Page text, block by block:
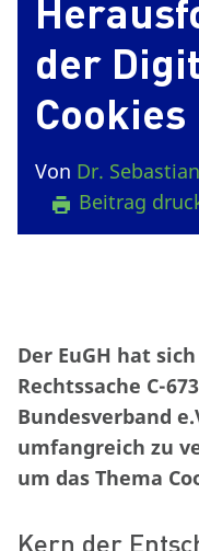
der
Cookies
Von Dr.
Beitrag
Der EuGH hat
Rechtssache C-
Bundesverband
umfangreich zu
um das Thema
Kern der